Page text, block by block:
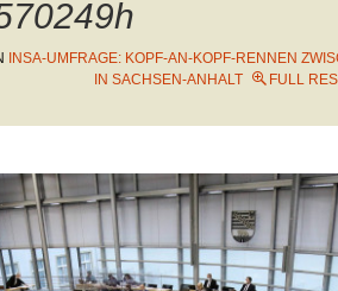
INSA-UMFRAGE: KOPF-AN-KOPF-RENNEN
IN SACHSEN-ANHALT
FULL